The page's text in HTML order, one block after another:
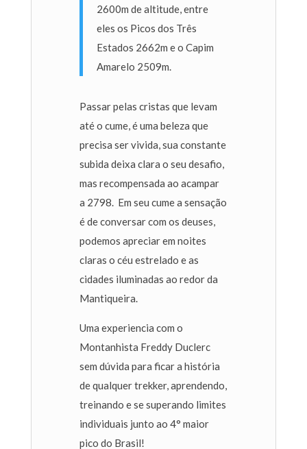
2600m de altitude, entre
eles os Picos dos Três
Estados 2662m e o Capim
Amarelo 2509m.
Passar pelas cristas que levam
até o cume, é uma beleza que
precisa ser vivida, sua constante
subida deixa clara o seu desafio,
mas recompensada ao acampar
a 2798. Em seu cume a sensação
é de conversar com os deuses,
podemos apreciar em noites
claras o céu estrelado e as
cidades iluminadas ao redor da
Mantiqueira.
Uma experiencia com o
Montanhista Freddy Duclerc
sem dúvida para ficar a história
de qualquer trekker, aprendendo,
treinando e se superando limites
individuais junto ao 4° maior
pico do Brasil!